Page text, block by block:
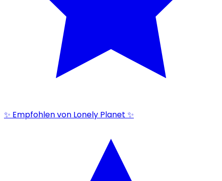
✨ Empfohlen von Lonely Planet ✨